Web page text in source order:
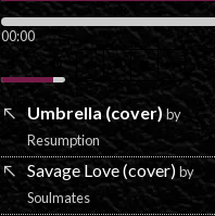
00:00
Umbrella (cover)by
Resumption
Savage Love (cover)by
Soulmates